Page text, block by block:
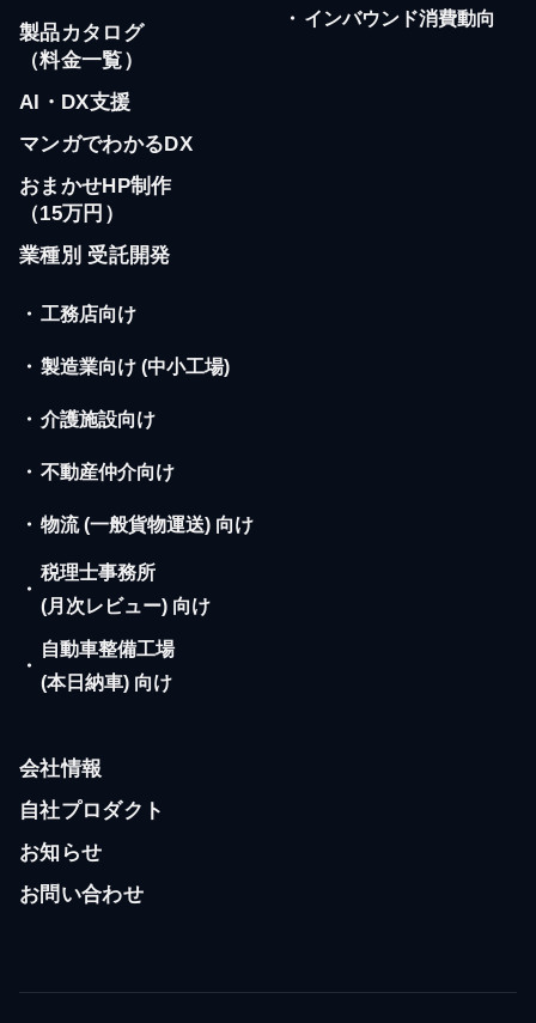
製品カタログ
（料金一覧）
AI・DX支援
マンガでわかるDX
おまかせHP制作
（15万円）
業種別 受託開発
・ 工務店向け
・ 製造業向け (中小工場)
・ 介護施設向け
・ 不動産仲介向け
・ 物流 (一般貨物運送) 向け
・
税理士事務所
(月次レビュー) 向け
・
自動車整備工場
(本日納車) 向け
・ インバウンド消費動向
会社情報
自社プロダクト
お知らせ
お問い合わせ